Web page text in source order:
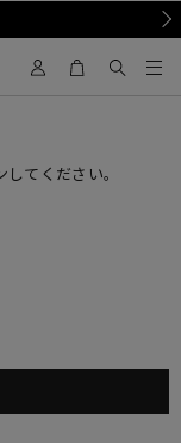
てください。